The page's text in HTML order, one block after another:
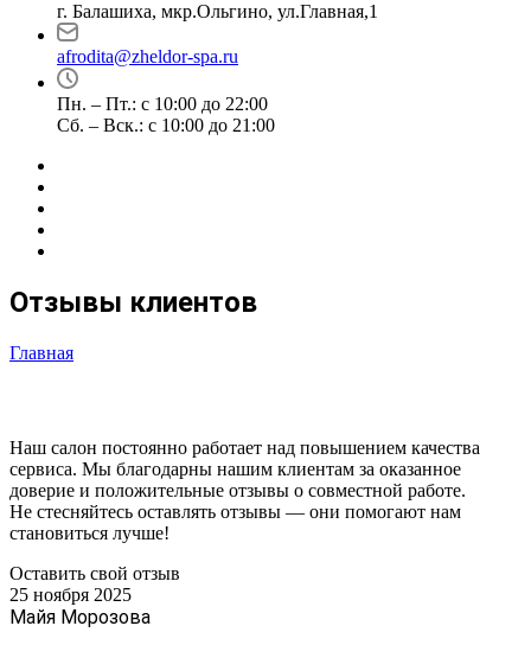
г. Балашиха, мкр.Ольгино, ул.Главная,1
afrodita@zheldor-spa.ru
Пн. – Пт.: с 10:00 до 22:00
Сб. – Вск.: с 10:00 до 21:00
Отзывы клиентов
Главная
Наш салон постоянно работает над повышением качества
сервиса. Мы благодарны нашим клиентам за оказанное
доверие и положительные отзывы о совместной работе.
Не стесняйтесь оставлять отзывы — они помогают нам
становиться лучше!
Оставить свой отзыв
25 ноября 2025
Майя Морозова